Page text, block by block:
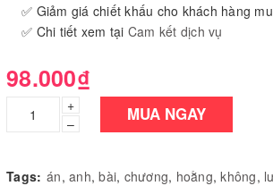
✅ Giảm giá chiết khấu cho khách hàng
✅ Chi tiết xem tại Cam kết dịch vụ
98.000₫
+
–
MUA NGAY
Tags: án, anh,bài, chương, hoằng,không,